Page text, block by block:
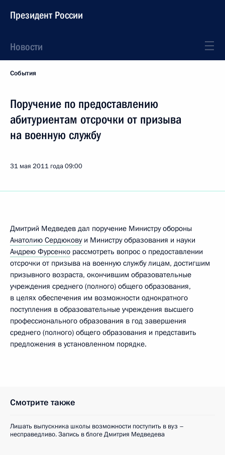
Президент России
Новости
События
Поручение по предоставлению
абитуриентам отсрочки от призыва
на военную службу
31 мая 2011 года09:00
Дмитрий Медведев дал поручение Министру обороны
Анатолию Сердюковуи Министру образования и науки
Андрею Фурсенко рассмотреть вопрос о предоставлении
отсрочки от призыва на военную службу лицам, достигшим
призывного возраста, окончившим образовательные
учреждения среднего (полного) общего образования,
в целях обеспечения им возможности однократного
поступления в образовательные учреждения высшего
профессионального образования в год завершения
среднего (полного) общего образования и представить
предложения в установленном порядке.
Смотрите также
Лишать выпускника школы возможности поступить в вуз –
несправедливо. Запись в блоге Дмитрия Медведева